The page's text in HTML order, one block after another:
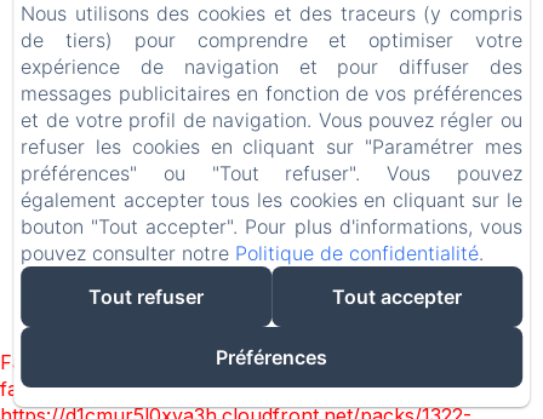
Les chambres
Bien-Être
Detox Jeûne et Randonnée
Contact
Mentions légales
Créé par Amenitiz
Failed to load BookingEngine/index: Loading chunk 1322
failed. (missing:
Nous utilisons des cookies et des traceurs (y compris
de tiers) pour comprendre et optimiser votre
expérience de navigation et pour diffuser des
messages publicitaires en fonction de vos préférences
et de votre profil de navigation. Vous pouvez régler ou
refuser les cookies en cliquant sur "Paramétrer mes
préférences" ou "Tout refuser". Vous pouvez
également accepter tous les cookies en cliquant sur le
bouton "Tout accepter". Pour plus d'informations, vous
pouvez consulter notre Politique de confidentialité.
Tout refuser
Tout accepter
Préférences